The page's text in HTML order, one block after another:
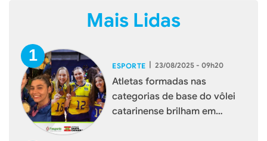
Mais Lidas
ESPORTE | 23/08/2025 - 09h20
Atletas formadas nas
categorias de base do vôlei
catarinense brilham em